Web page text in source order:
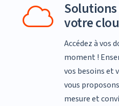
Solutions
votre
Accédez à vos
moment !
vos besoins et
vous
mesure et